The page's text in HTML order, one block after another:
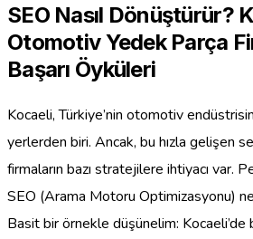
SEO Nasıl Dönüştürür?
Otomotiv Yedek Parça
Başarı Öyküleri
Kocaeli, Türkiye’nin otomotiv
yerlerden biri. Ancak, bu hızla gelişen
firmaların bazı stratejilere ihtiyacı var.
SEO (Arama Motoru Optimizasyonu)
Basit bir örnekle düşünelim: Kocaeli’de